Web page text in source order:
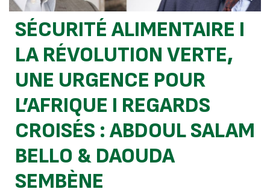
SÉCURITÉ ALIMENTAIRE I
LA RÉVOLUTION VERTE,
UNE URGENCE POUR
L’AFRIQUE I REGARDS
CROISÉS : ABDOUL SALAM
BELLO & DAOUDA
SEMBÈNE